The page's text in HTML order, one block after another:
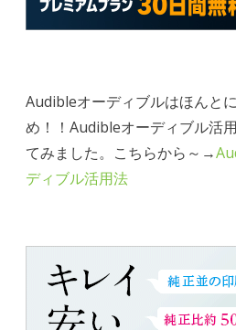
Audibleオーディブルはほんと
め！！Audibleオーディブル活
てみました。こちらから～→
ディブル活用法